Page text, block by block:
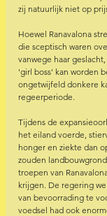
zij natuurlijk niet op
Hoewel Ranavalona
die sceptisch waren
vanwege haar
'girl boss' kan worden
ongetwijfeld donkere
regeerperiode.
Tijdens de
het eiland voerde,
honger en ziekte dan
zouden
troepen van
krijgen. De regering
van bevoorrading te
voedsel had ook